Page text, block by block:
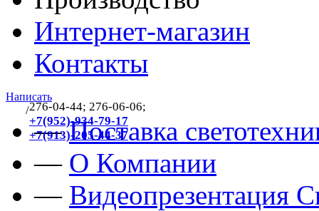
Интернет-магазин
Контакты
Написать
/276-04-44; 276-06-06;
+7(952)-934-79-17
+7(913)-205-44-37
—Поставка
— О Компании
— Видеопрезентация